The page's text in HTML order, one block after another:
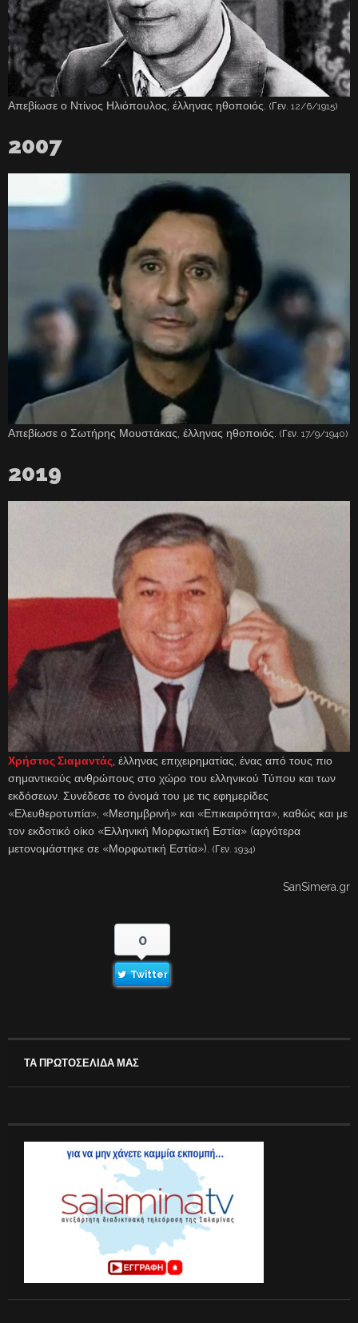
Απεβίωσε ο Ντίνος Ηλιόπουλος, έλληνας ηθοποιός. (Γεν. 12/6/1915)
2007
Απεβίωσε ο Σωτήρης Μουστάκας, έλληνας ηθοποιός. (Γεν. 17/9/1940)
2019
Χρήστος Σιαμαντάς , έλληνας επιχειρηματίας, ένας από τους πιο
σημαντικούς ανθρώπους στο χώρο του ελληνικού Τύπου και των
εκδόσεων. Συνέδεσε το όνομά του με τις εφημερίδες
«Ελευθεροτυπία», «Μεσημβρινή» και «Επικαιρότητα», καθώς και με
τον εκδοτικό οίκο «Ελληνική Μορφωτική Εστία» (αργότερα
μετονομάστηκε σε «Μορφωτική Εστία»). (Γεν. 1934)
SanSimera.gr
0
Twitter
ΤΑ ΠΡΩΤΟΣΕΛΙΔΑ ΜΑΣ